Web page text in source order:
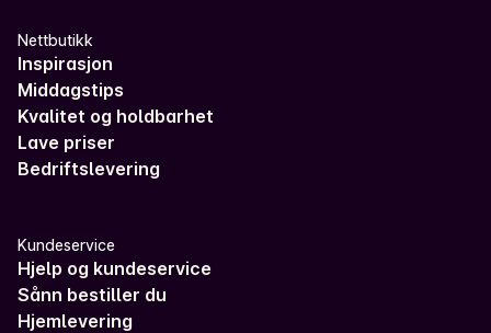
Nettbutikk
Inspirasjon
Middagstips
Kvalitet og holdbarhet
Lave priser
Bedriftslevering
Kundeservice
Hjelp og kundeservice
Sånn bestiller du
Hjemlevering